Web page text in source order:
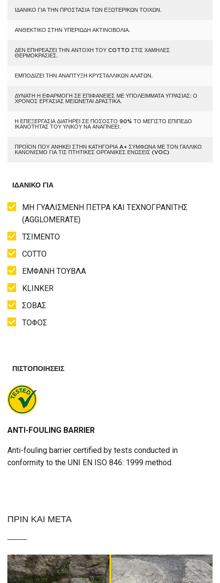
ΙΔΑΝΙΚΌ ΓΙΑ ΤΗΝ ΠΡΟΣΤΑΣΊΑ ΤΩΝ ΕΞΩΤΕΡΙΚΏΝ ΤΟΊΧΩΝ.
ΑΝΘΕΚΤΙΚΌ ΣΤΗΝ ΥΠΕΡΙΏΔΗ ΑΚΤΙΝΟΒΟΛΊΑ.
ΔΕΝ ΕΠΗΡΕΆΖΕΙ ΤΗΝ ΑΝΤΟΧΉ ΤΟΥ COTTO ΣΤΙΣ ΧΑΜΗΛΈΣ
ΘΕΡΜΟΚΡΑΣΊΕΣ.
ΕΜΠΟΔΊΖΕΙ ΤΗΝ ΑΝΆΠΤΥΞΗ ΚΡΥΣΤΑΛΛΙΚΏΝ ΑΛΆΤΩΝ.
ΔΥΝΑΤΉ Η ΕΦΑΡΜΟΓΉ ΣΕ ΕΠΙΦΆΝΕΙΕΣ ΜΕ ΥΠΟΛΕΊΜΜΑΤΑ ΥΓΡΑΣΊΑΣ: Ο
ΧΡΌΝΟΣ ΕΡΓΑΣΊΑΣ ΜΕΙΏΝΕΤΑΙ ΔΡΑΣΤΙΚΆ.
Η ΕΠΕΞΕΡΓΑΣΊΑ ΔΙΑΤΗΡΕΊ ΣΕ ΠΟΣΟΣΤΌ 90% ΤΟ ΜΈΓΙΣΤΟ ΕΠΊΠΕΔΟ
ΙΚΑΝΌΤΗΤΑΣ ΤΟΥ ΥΛΙΚΟΎ ΝΑ ΑΝΑΠΝΈΕΙ.
ΠΡΟΪΌΝ ΠΟΥ ΑΝΉΚΕΙ ΣΤΗΝ ΚΑΤΗΓΟΡΊΑ A+ ΣΎΜΦΩΝΑ ΜΕ ΤΟΝ ΓΑΛΛΙΚΌ
ΚΑΝΟΝΙΣΜΌ ΓΙΑ ΤΙΣ ΠΤΗΤΙΚΈΣ ΟΡΓΑΝΙΚΈΣ ΕΝΏΣΕΙΣ (VOC)
ΙΔΑΝΙΚΌ ΓΙΑ
ΜΗ ΓΥΑΛΙΣΜΕΝΗ ΠΕΤΡΑ ΚΑΙ ΤΕΧΝΟΓΡΑΝΙΤΗΣ
(AGGLOMERATE)
ΤΣΙΜΕΝΤΟ
COTTO
ΕΜΦΑΝΗ ΤΟΥΒΛΑ
KLINKER
ΣΟΒΑΣ
ΤΟΦΟΣ
ΠΙΣΤΟΠΟΙΉΣΕΙΣ
ANTI-FOULING BARRIER
Anti-fouling barrier certified by tests conducted in
conformity to the UNI EN ISO 846: 1999 method.
ΠΡΙΝ ΚΑΙ ΜΕΤΆ